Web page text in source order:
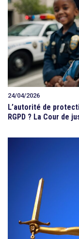
24/04/2026
L’autorité de
RGPD ? La Cour de